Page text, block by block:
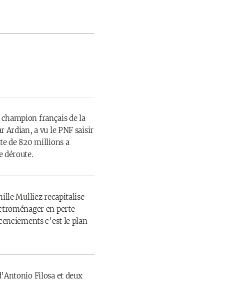
français de la
Ardian, a vu le PNF saisir
de 820 millions a
déroute.
Mulliez recapitalise
en perte
c’est le plan
Filosa et deux